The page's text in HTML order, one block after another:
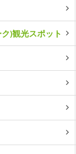
)観光スポット